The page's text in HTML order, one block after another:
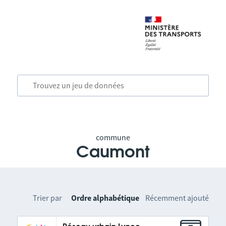
commune
Caumont
Trier par Ordre alphabétique Récemment ajouté